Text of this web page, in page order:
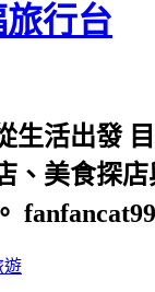
行台
生活出發
、美食探
遊